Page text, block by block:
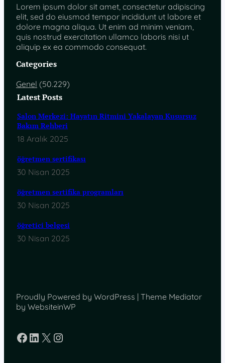
Lorem ipsum dolor sit amet, consectetur adipiscing
elit, sed do eiusmod tempor incididunt ut labore et
dolore magna aliqua. Ut enim ad minim veniam,
quis nostrud exercitation ullamco laboris nisi ut
aliquip ex ea commodo consequat.
Categories
Genel (50.229)
Latest Posts
Salon Merkezi: Hayatın Ritmini Yakalayan Kusursuz
Bakım Rehberi
18 Aralık 2025
öğretmen sertifikası
30 Nisan 2025
öğretmen sertifika programları
30 Nisan 2025
öğretici belgesi
30 Nisan 2025
Proudly Powered by WordPress | Theme Mediator
by WebsiteinWP
Facebook
LinkedIn
X Instagram